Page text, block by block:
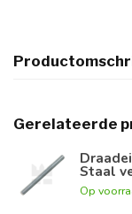
Gerelateerde
Staal
Op